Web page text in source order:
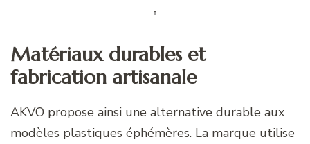
Matériaux durables et
fabrication artisanale
AKVO propose ainsi une alternative durable aux
modèles plastiques éphémères. La marque utilise